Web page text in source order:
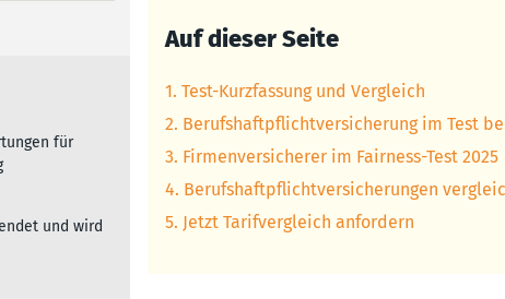
Auf dieser Seite
1. Test-Kurzfassung und Vergleich
2. Berufshaftpflichtversicherung im Test
3. Firmenversicherer im Fairness-Test 2025
4. Berufshaftpflichtversicherungen
5. Jetzt Tarifvergleich anfordern
für
und wird